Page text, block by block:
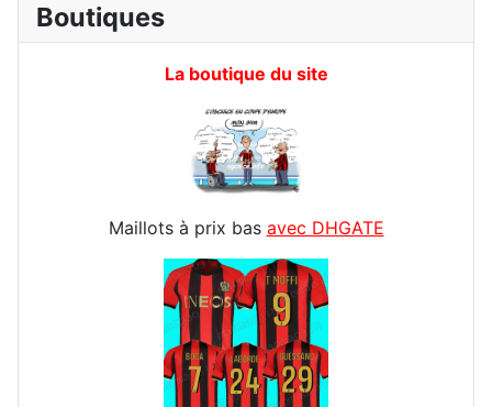
Boutiques
La boutique du site
Maillots à prix bas avec DHGATE